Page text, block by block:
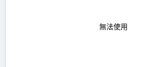
無法使用